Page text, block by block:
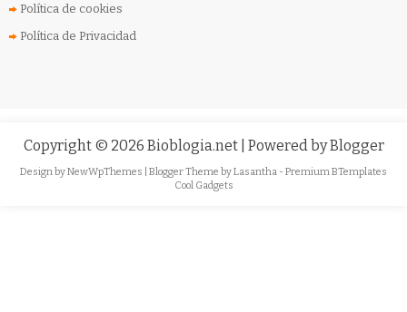
Política de cookies
Política de Privacidad
Copyright © 2026 Bioblogia.net | Powered byBlogger
Design byNewWpThemes | Blogger Theme byLasantha - Premium BTemplates
Cool Gadgets